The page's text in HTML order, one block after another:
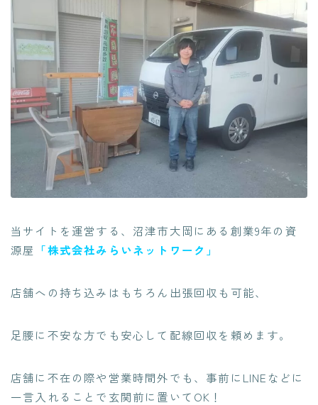
当サイトを運営する、沼津市大岡にある創業9年の資
源屋 「株式会社みらいネットワーク」
店舗への持ち込みはもちろん出張回収も可能、
足腰に不安な方でも安心して配線回収を頼めます。
店舗に不在の際や営業時間外でも、事前にLINEなどに
一言入れることで玄関前に置いてOK！